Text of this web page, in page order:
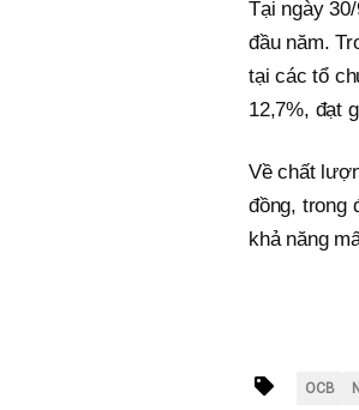
Tại ngày
đầu năm.
tại các tổ
12,7%, đạt
Về chất
đồng, trong
khả năng
OCB